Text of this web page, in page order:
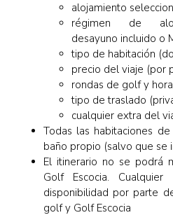
alojamiento
régimen de
desayuno incluido o
tipo de habitación
precio del viaje (por
rondas de golf y
tipo de traslado
cualquier extra del
Todas las habitaciones
baño propio (salvo que se
El itinerario no se podrá
Golf Escocia.
disponibilidad por parte
golf y Golf Escocia